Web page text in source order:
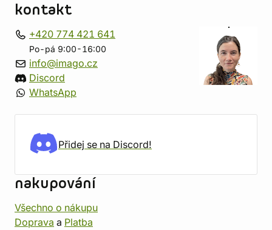
kontakt
+420 774 421 641
Po-pá 9:00-16:00
info@imago.cz
Discord
WhatsApp
Přidej se na Discord!
nakupování
Všechno o nákupu
Doprava a Platba